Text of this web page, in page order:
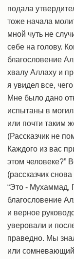
подала
тоже начала
мной чуть не
себе на голову.
благословение
хвалу Аллаху и
я увидел все,
Мне было дано
испытаны в
или почти таким
(Рассказчик не
Каждого из вас
этом человеке?”
(рассказчик
“Это - Мухаммад,
благословение
и верное
уверовали и
праведно. Мы
или